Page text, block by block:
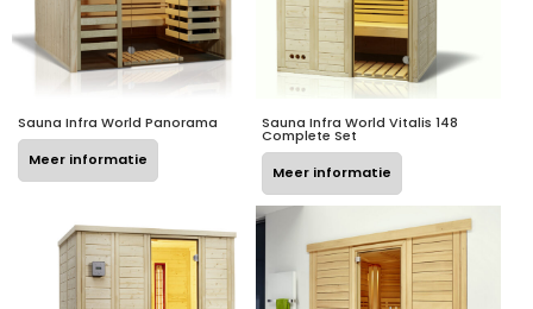
Sauna Infra World Panorama
Meer informatie
Sauna Infra World Vitalis 148
Complete Set
Meer informatie